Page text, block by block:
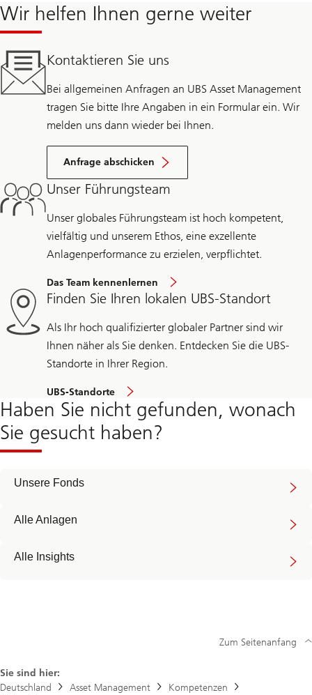
Wir helfen Ihnen gerne weiter
Kontaktieren Sie uns
Bei allgemeinen Anfragen an UBS Asset Management
tragen Sie bitte Ihre Angaben in ein Formular ein. Wir
melden uns dann wieder bei Ihnen.
Anfrage abschicken
Unser Führungsteam
Unser globales Führungsteam ist hoch kompetent,
vielfältig und unserem Ethos, eine exzellente
Anlagenperformance zu erzielen, verpflichtet.
Das Team kennenlernen
Finden Sie Ihren lokalen UBS-Standort
Als Ihr hoch qualifizierter globaler Partner sind wir
Ihnen näher als Sie denken. Entdecken Sie die UBS-
Standorte in Ihrer Region.
UBS-Standorte
Haben Sie nicht gefunden, wonach
Sie gesucht haben?
Unsere Fonds
Alle Anlagen
Alle Insights
Sie sind hier:
Deutschland
Asset Management
Kompetenzen
Zum Seitenanfang